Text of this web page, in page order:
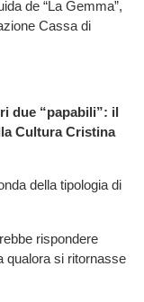
de “La Gemma”,
Cassa di
due “papabili”: il
Cultura Cristina
della tipologia di
rispondere
qualora si ritornasse